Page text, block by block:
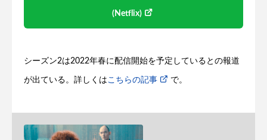
(Netflix)
シーズン2は2022年春に配信開始を予定しているとの報道
が出ている。詳しくは こちらの記事 で。